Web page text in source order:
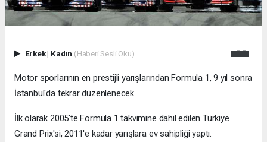
Erkek| Kadın (Haberi Sesli Oku)
Motor sporlarının en prestijli yarışlarından Formula 1, 9 yıl sonra
İstanbul'da tekrar düzenlenecek.
İlk olarak 2005'te Formula 1 takvimine dahil edilen Türkiye
Grand Prix'si, 2011'e kadar yarışlara ev sahipliği yaptı.